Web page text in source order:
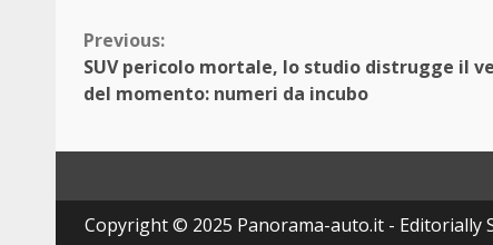
Continue
Reading
Previous:
SUV pericolo mortale, lo studio distrugge il
del momento: numeri da incubo
Copyright © 2025 Panorama-auto.it - Editorially